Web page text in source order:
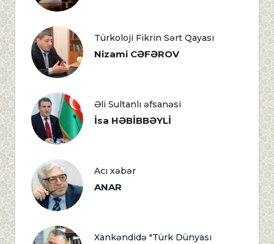
Türkoloji Fikrin Sərt Qayası
Nizami CƏFƏROV
Əli Sultanlı əfsanəsi
İsa HƏBİBBƏYLİ
Acı xəbər
ANAR
Xankəndidə "Türk Dünyası